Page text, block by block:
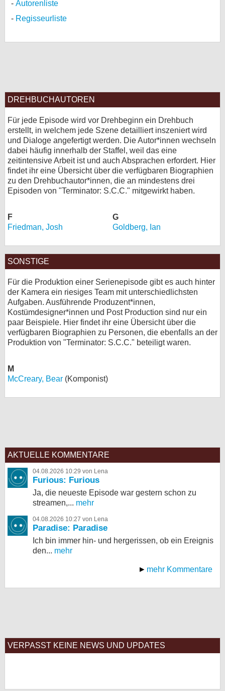
Autorenliste
Regisseurliste
DREHBUCHAUTOREN
Für jede Episode wird vor Drehbeginn ein Drehbuch
erstellt, in welchem jede Szene detailliert inszeniert wird
und Dialoge angefertigt werden. Die Autor*innen wechseln
dabei häufig innerhalb der Staffel, weil das eine
zeitintensive Arbeit ist und auch Absprachen erfordert. Hier
findet ihr eine Übersicht über die verfügbaren Biographien
zu den Drehbuchautor*innen, die an mindestens drei
Episoden von "Terminator: S.C.C." mitgewirkt haben.
F
Friedman, Josh
G
Goldberg, Ian
SONSTIGE
Für die Produktion einer Serienepisode gibt es auch hinter
der Kamera ein riesiges Team mit unterschiedlichsten
Aufgaben. Ausführende Produzent*innen,
Kostümdesigner*innen und Post Production sind nur ein
paar Beispiele. Hier findet ihr eine Übersicht über die
verfügbaren Biographien zu Personen, die ebenfalls an der
Produktion von "Terminator: S.C.C." beteiligt waren.
M
McCreary, Bear (Komponist)
AKTUELLE KOMMENTARE
04.08.2026 10:29 von Lena
Furious: Furious
Ja, die neueste Episode war gestern schon zu
streamen,... mehr
04.08.2026 10:27 von Lena
Paradise: Paradise
Ich bin immer hin- und hergerissen, ob ein Ereignis
den... mehr
mehr Kommentare
VERPASST KEINE NEWS UND UPDATES